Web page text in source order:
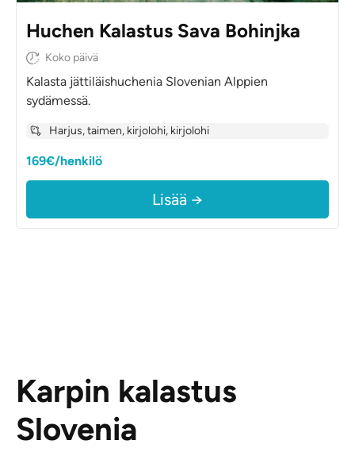
Huchen Kalastus Sava Bohinjka
Koko päivä
Kalasta jättiläishuchenia Slovenian Alppien
sydämessä.
Harjus, taimen, kirjolohi, kirjolohi
169€/henkilö
Lisää →
Karpin kalastus
Slovenia